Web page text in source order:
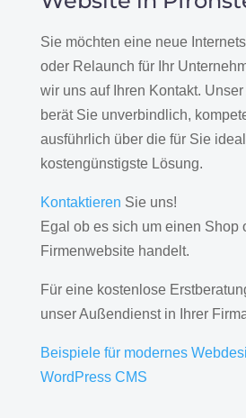
Sie möchten eine neue
oder Relaunch für Ihr
wir uns auf Ihren Kontakt.
berät Sie unverbindlich,
ausführlich über die für Sie
kostengünstigste Lösung.
Kontaktieren Sie uns!
Egal ob es sich um einen Shop
Firmenwebsite handelt.
Für eine kostenlose
unser Außendienst in Ihrer
Beispiele für modernes
WordPress CMS